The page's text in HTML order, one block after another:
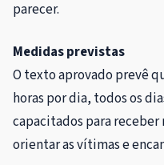
parecer.
Medidas previstas
O texto aprovado prevê
horas por dia, todos os
capacitados para
orientar as vítimas e